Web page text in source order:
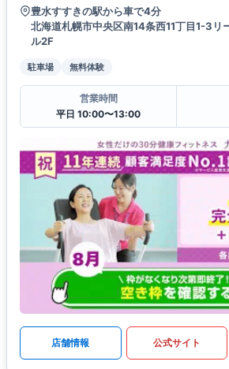
豊水すすきの駅から車で4分
北海道札幌市中央区南14条西11丁目1-3リ
ル2F
駐車場 無料体験
営業時間
平日 10:00〜13:00
店舗情報 公式サイト